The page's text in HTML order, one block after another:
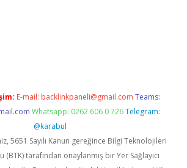
E-mail: backlinkpaneli@gmail.com Teams:
Whatsapp: 0262 606 0 726 Telegram:
@karabul
5651 Sayılı Kanun gereğince Bilgi Teknolojileri
tarafından onaylanmış bir Yer Sağlayıcı